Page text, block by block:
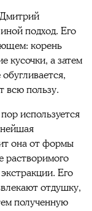
подход. Его
корень
кусочки, а затем
всю пользу.
используется
она от формы
растворимого
Его
отдушку,
полученную